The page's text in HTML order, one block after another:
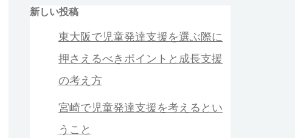
新しい投稿
東大阪で児童発達支援を選ぶ際に
押さえるべきポイントと成長支援
の考え方
宮崎で児童発達支援を考えるとい
うこと